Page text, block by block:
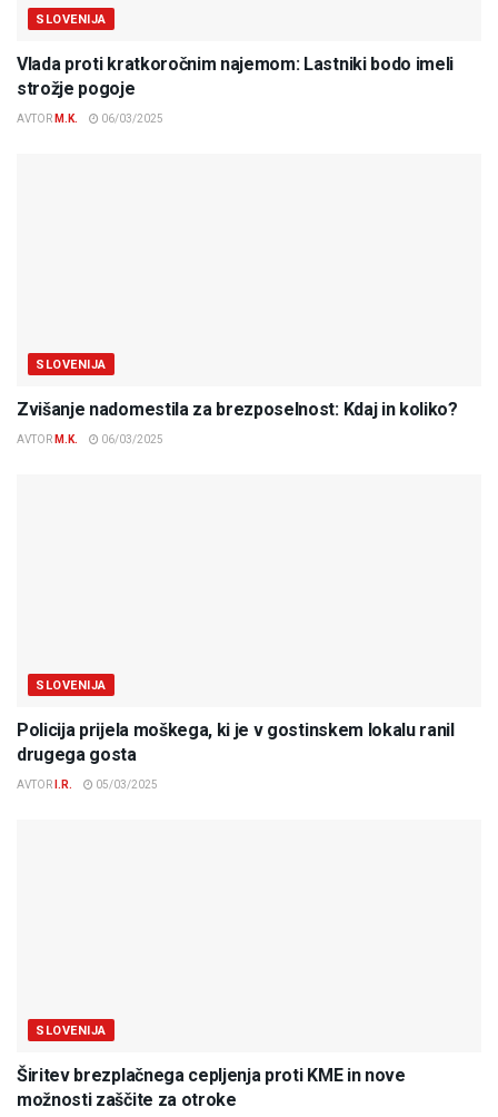
SLOVENIJA
Vlada proti kratkoročnim najemom: Lastniki bodo imeli
strožje pogoje
AVTOR M.K. 06/03/2025
SLOVENIJA
Zvišanje nadomestila za brezposelnost: Kdaj in koliko?
AVTOR M.K. 06/03/2025
SLOVENIJA
Policija prijela moškega, ki je v gostinskem lokalu ranil
drugega gosta
AVTOR I.R. 05/03/2025
SLOVENIJA
Širitev brezplačnega cepljenja proti KME in nove
možnosti zaščite za otroke